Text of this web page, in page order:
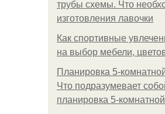
трубы схемы. Что
изготовления лавочки
Как спортивные
на выбор мебели,
Планировка 5-
Что подразумевает
планировка 5-